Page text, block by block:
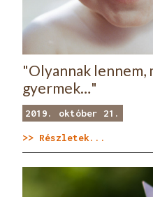
"Olyannak lennem,
gyermek…"
2019. október 21.
>> Részletek...